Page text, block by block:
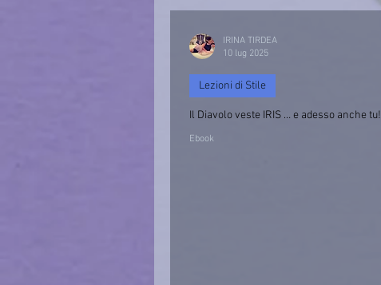
Il Diavolo veste IRIS … e adesso anche tu!
Ebook
Lezioni di Stile
IRINA TIRDEA
10 lug 2025